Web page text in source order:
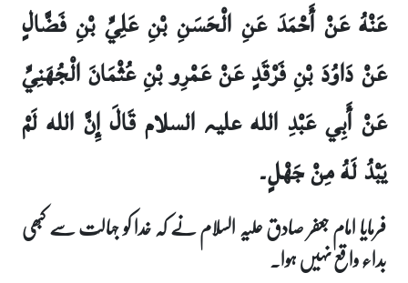
عَنْهُ عَنْ أَحْمَدَ عَنِ الْحَسَنِ بْنِ عَلِيِّ بْنِ فَضَّالٍ
عَنْ دَاوُدَ بْنِ فَرْقَدٍ عَنْ عَمْرِو بْنِ عُثْمَانَ الْجُهَنِيِّ
عَنْ أَبِي عَبْدِ الله علیہ السلام قَالَ إِنَّ الله لَمْ
يَبْدُ لَهُ مِنْ جَهْلٍ۔
فرمایا امام جعفر صادق علیہ السلام نے کہ خدا کو جہالت سے کبھی
بداء واقع نہیں ہوا۔